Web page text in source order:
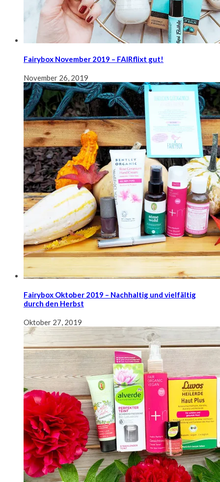
Fairybox November 2019 – FAIRflixt gut!
November 26, 2019
Fairybox Oktober 2019 – Nachhaltig und vielfältig
durch den Herbst
Oktober 27, 2019